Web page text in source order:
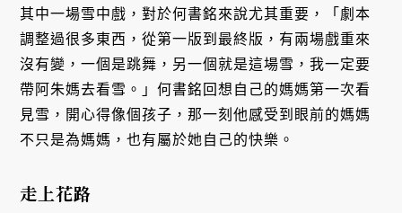
其中一場雪中戲，對於何書銘來說尤其重要，「劇本
調整過很多東西，從第一版到最終版，有兩場戲重來
沒有變，一個是跳舞，另一個就是這場雪，我一定要
帶阿朱媽去看雪。」何書銘回想自己的媽媽第一次看
見雪，開心得像個孩子，那一刻他感受到眼前的媽媽
不只是為媽媽，也有屬於她自己的快樂。
走上花路